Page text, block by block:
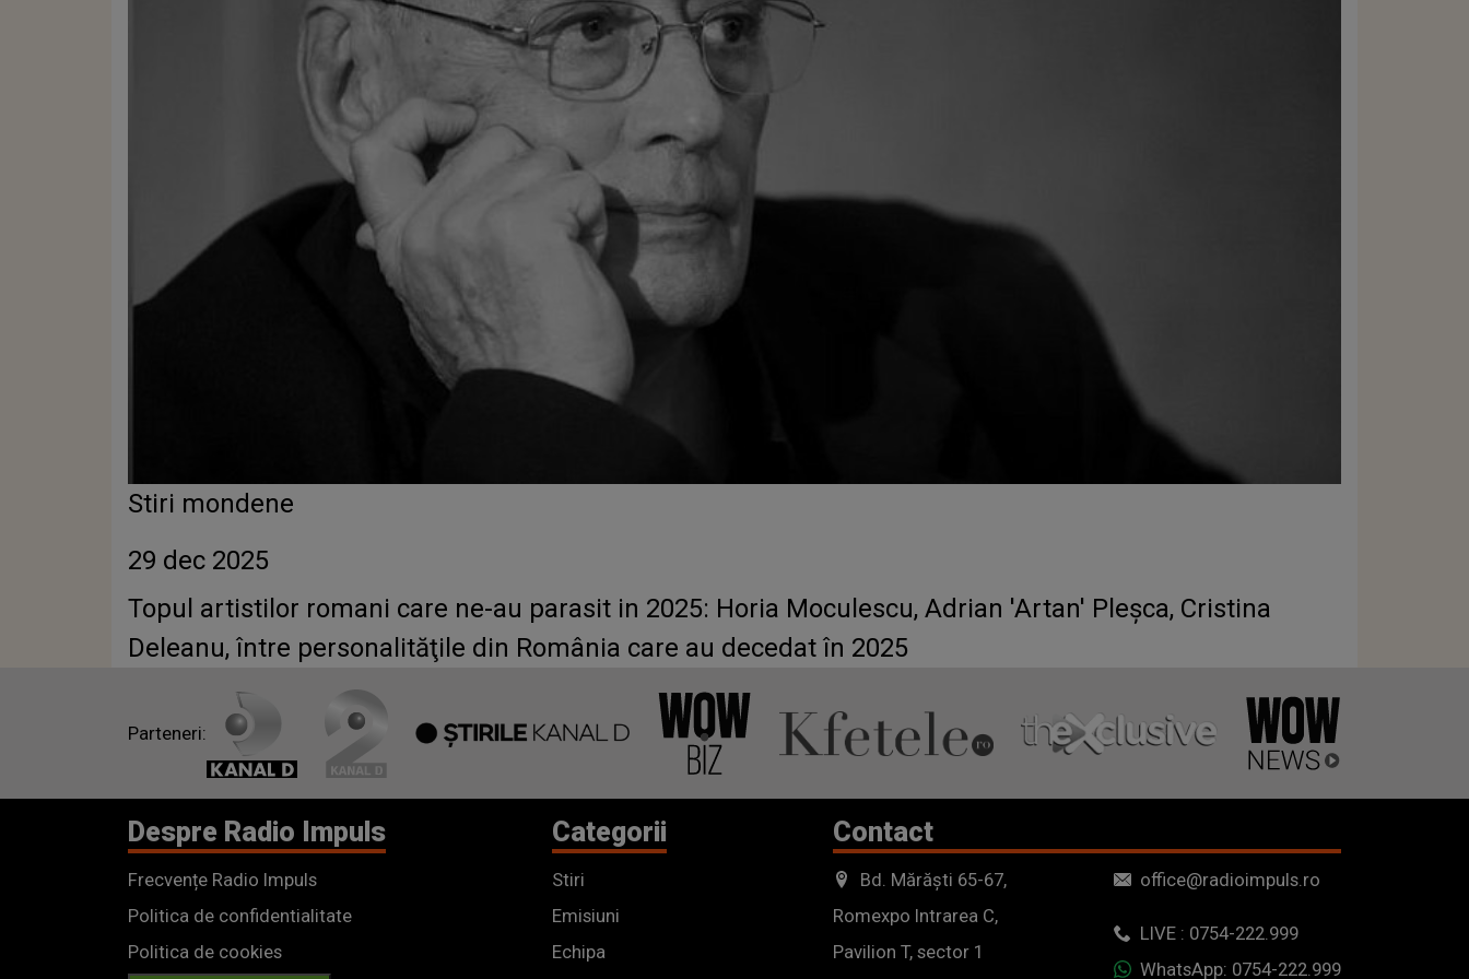
Stiri mondene
29 dec 2025
Topul artistilor romani care ne-au parasit in 2025: Horia Moculescu, Adrian 'Artan' Pleşca, Cristina
Deleanu, între personalităţile din România care au decedat în 2025
Parteneri:
Despre Radio Impuls
Frecvențe Radio Impuls
Politica de confidentialitate
Politica de cookies
Categorii
Stiri
Emisiuni
Echipa
Contact
Bd. Mărăști 65-67,
Romexpo Intrarea C,
Pavilion T, sector 1
office@radioimpuls.ro
LIVE : 0754-222.999
WhatsApp: 0754-222.999